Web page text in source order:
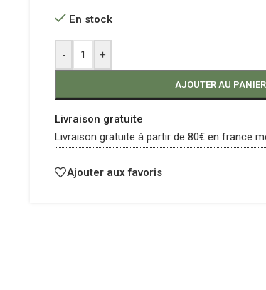
En stock
- +
AJOUTER AU PANIER
Livraison gratuite
Livraison gratuite à partir de 80€ en france
Ajouter aux favoris